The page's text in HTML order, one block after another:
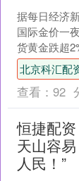
据每日经济
国际金价一
货黄金跌超
至17日，本
跌177....
北京科汇配
查看： 92
恒捷配
天山容
人民！”